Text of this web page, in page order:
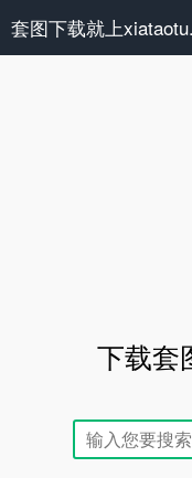
套图下载就上
下载套